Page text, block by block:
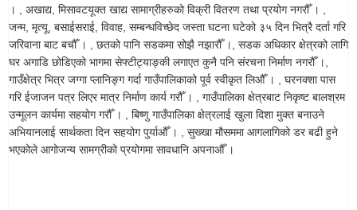
। , अखाद्य, मिसावटयूक्त खाद्य सामाग्रीहरुको विक्री वितरण तथा प्रयोग नगरौँ । ,
जन्म, मृत्यू, बसाईसराई, विवाह, सम्बन्धविच्छेद जस्ता घटना घटेको ३५ दिन भित्रै दर्ता गरि
जरिवाना बाट बचौँ । , छतको पानि सडकमा सोझै नझारौँ ।, सडक अधिकार क्षेत्रको लागि
घर अगाडि छोडिएको भागमा सेफ्टीट्याङ्की लगाएत कुनै पनि संरचना निर्माण नगरौँ ।,
गाउँक्षेत्र भित्र जग्गा प्लानिङ्ग गर्दा गाउँपालिकाको पूर्व स्वीकृत लिऔँ । , घरनक्शा पास
गरि ईजाजन पत्र लिएर मात्र निर्माण कार्य गरौँ । , गाउँपालिका क्षेत्रबाट निकृष्ट बालश्रम
उन्मूलन कार्यमा सहयोग गरौँ । , बिष्णु गाउँपालिका क्षेत्रलाई खुला दिशा मुक्त बनाउने
अभियानलाई सार्थकता दिन सहयोग पुर्याऔँ । , सुख्खा मौसममा आगलागिको डर बढी हुने
भएकोले आगोजन्य सामग्रीको प्रयोगमा सावधानि अपनाऔँ ।